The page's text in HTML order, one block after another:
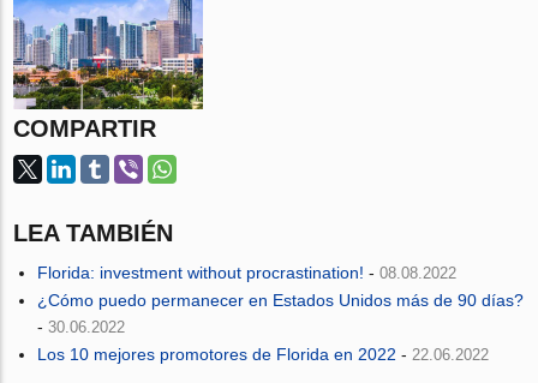
COMPARTIR
LEA TAMBIÉN
Florida: investment without procrastination! -08.08.2022
¿Cómo puedo permanecer en Estados Unidos más de 90 días?
-30.06.2022
Los 10 mejores promotores de Florida en 2022 - 22.06.2022